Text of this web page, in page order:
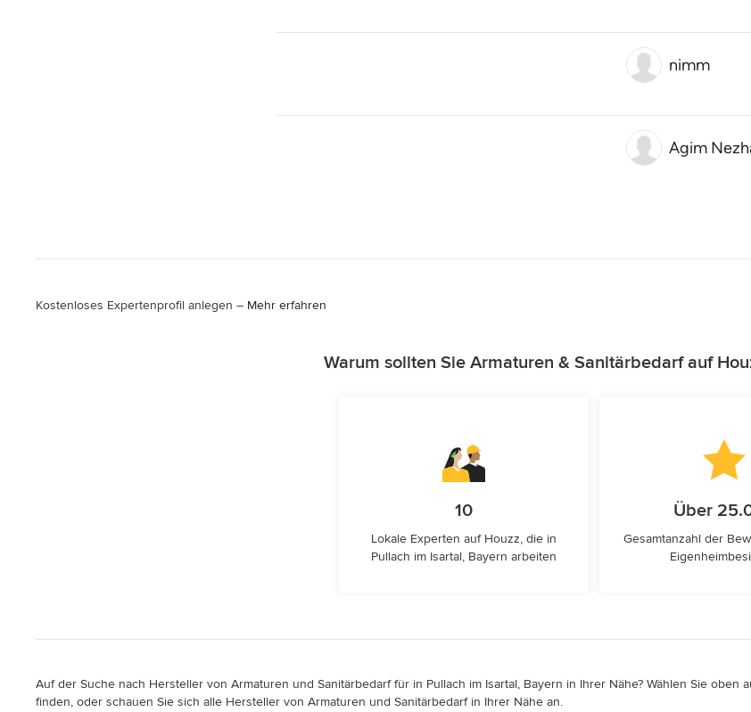
nimm
Agim
Kostenloses Expertenprofil anlegen – Mehr erfahren
Warum sollten Sie Armaturen & Sanitärbedarf auf
10
Lokale Experten auf Houzz, die in
Pullach im Isartal, Bayern arbeiten
Über
Gesamtanzahl der
Auf der Suche nach Hersteller von Armaturen und Sanitärbedarf für in Pullach im Isartal, Bayern in Ihrer Nähe? Wählen Sie
finden, oder schauen Sie sich alle Hersteller von Armaturen und Sanitärbedarf in Ihrer Nähe an.